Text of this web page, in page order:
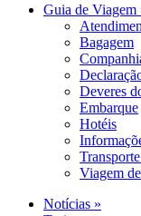
Guia de Viagem
Bagagem
Deveres
Embarque
Hotéis
Viagem
Notícias »